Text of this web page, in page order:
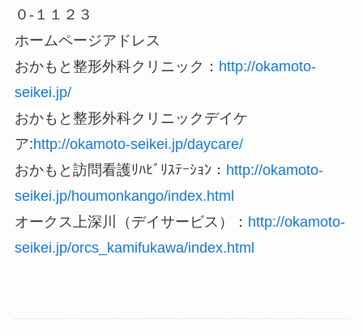
０‐１１２３
ホームページアドレス
おかもと整形外科クリニック： http://okamoto-
seikei.jp/
おかもと整形外科クリニックデイケ
ア:http://okamoto-seikei.jp/daycare/
おかもと訪問看護ﾘﾊﾋﾞﾘｽﾃｰｼｮﾝ： http://okamoto-
seikei.jp/houmonkango/index.html
オークス上深川（デイサービス）： http://okamoto-
seikei.jp/orcs_kamifukawa/index.html